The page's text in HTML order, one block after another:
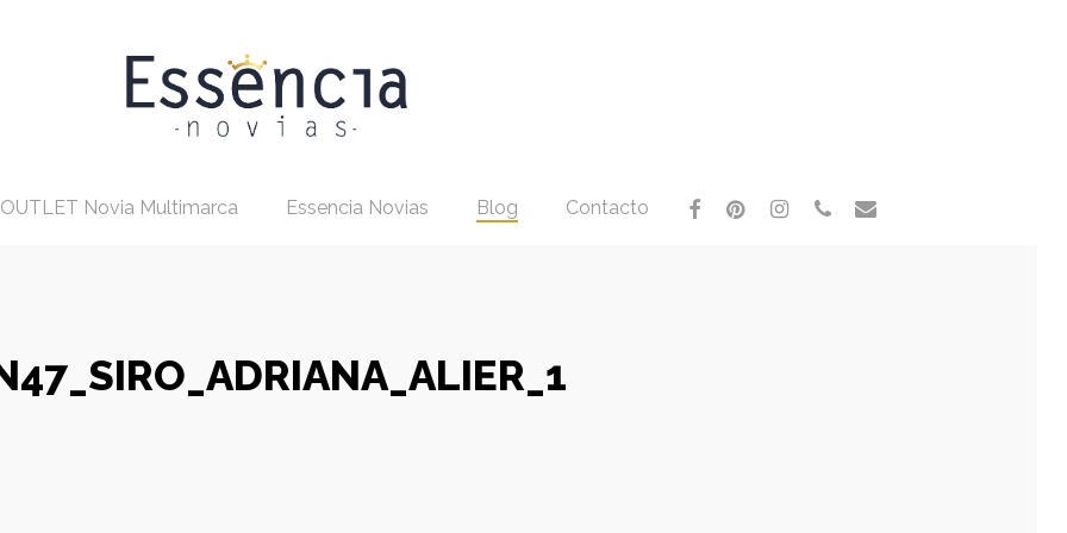
OUTLET Novia Multimarca Essencia Novias Blog Contacto facebookpinterestinstagramphoneemail